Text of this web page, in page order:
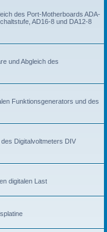
des Port-Motherboards ADA-
AD16-8 und DA12-8
und Abgleich des
Funktionsgenerators und des
Digitalvoltmeters DIV
digitalen Last